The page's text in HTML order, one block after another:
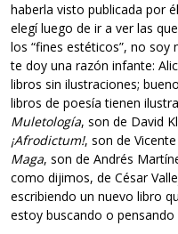
haberla visto publicada por
elegí luego de ir a ver las
los “fines estéticos”, no soy
te doy una razón infante:
libros sin ilustraciones;
libros de poesía tienen
Muletología, son de David
¡Afrodictum!, son de
Maga, son de Andrés
como dijimos, de César
escribiendo un nuevo libro
estoy buscando o pensando